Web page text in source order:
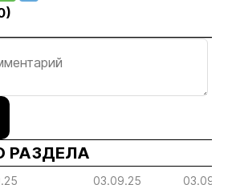
)
РАЗДЕЛА
03.09.25